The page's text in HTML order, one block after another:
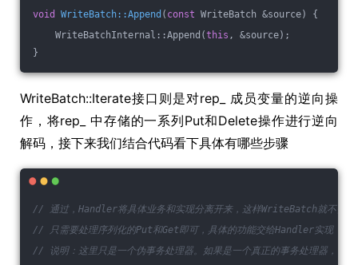
void WriteBatch::Append ( const WriteBatch &source)
{
WriteBatchInternal::Append(this , &source);
}
WriteBatch::Iterate接口则是对rep_ 成员变量的逆向操
作，将rep_ 中存储的一系列Put和Delete操作进行逆向
解码，接下来我们结合代码看下具体有哪些步骤
// 通过，Handler将具体业务和实现分离开来，这样WriteBatch就不需要
// 只需要处理序列化的Put和Get即可，具体的功能交给Handler实现
// 说明：这里只是一个伪事务处理器。如果是一个真正的事务处理器，当